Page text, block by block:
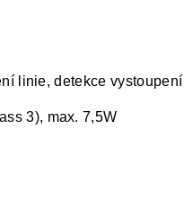
linie, detekce
3), max. 7,5W